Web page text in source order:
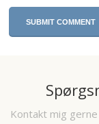
Kontakt mig